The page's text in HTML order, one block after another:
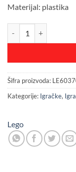
Materijal: plastika
Šifra proizvoda:
Kategorije: Igračke,
Lego